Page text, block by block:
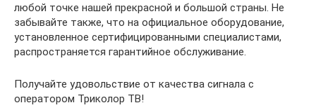
любой точке нашей прекрасной и большой страны. Не
забывайте также, что на официальное оборудование,
установленное сертифицированными специалистами,
распространяется гарантийное обслуживание.
Получайте удовольствие от качества сигнала с
оператором Триколор ТВ!